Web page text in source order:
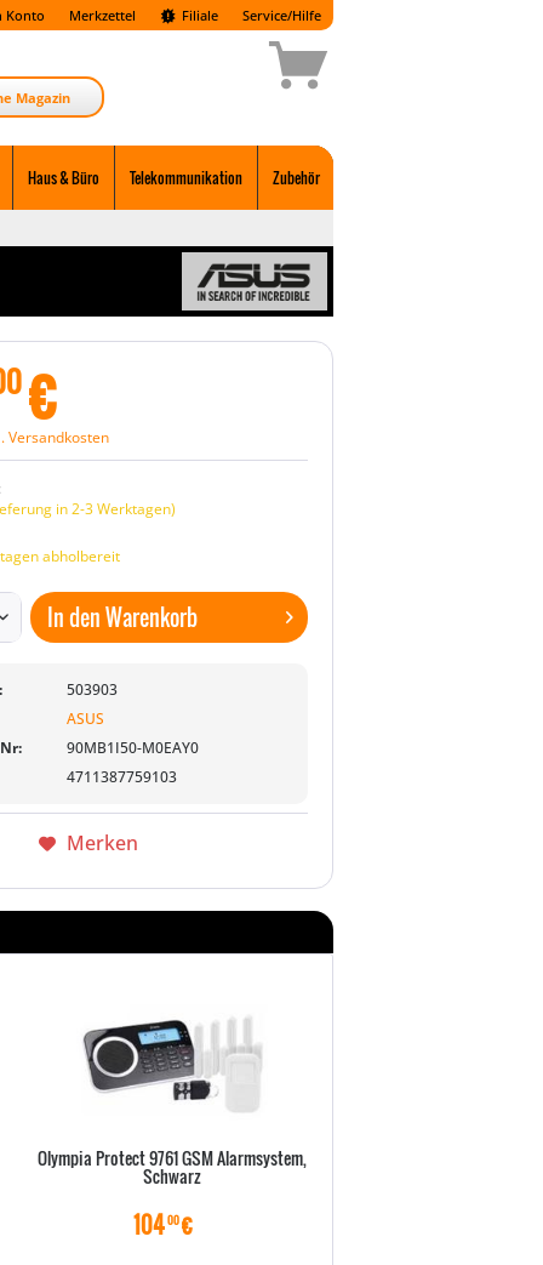
Konto Merkzettel Filiale Service/Hilfe
Magazin
Haus & Büro Telekommunikation Zubehör
€
Versandkosten
in 2-3 Werktagen)
abholbereit
In denWarenkorb
503903
ASUS
90MB1I50-M0EAY0
4711387759103
Merken
Olympia Protect 9761 GSM Alarmsystem,
Schwarz
10400€